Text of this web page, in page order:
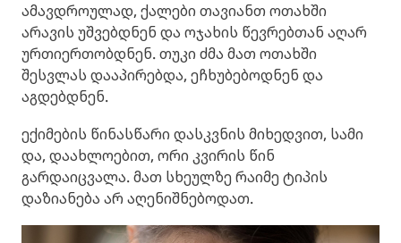
ამავდროულად, ქალები თავიანთ ოთახში
არავის უშვებდნენ და ოჯახის წევრებთან აღარ
ურთიერთობდნენ. თუკი ძმა მათ ოთახში
შესვლას დააპირებდა, ეჩხუბებოდნენ და
აგდებდნენ.
ექიმების წინასწარი დასკვნის მიხედვით, სამი
და, დაახლოებით, ორი კვირის წინ
გარდაიცვალა. მათ სხეულზე რაიმე ტიპის
დაზიანება არ აღენიშნებოდათ.